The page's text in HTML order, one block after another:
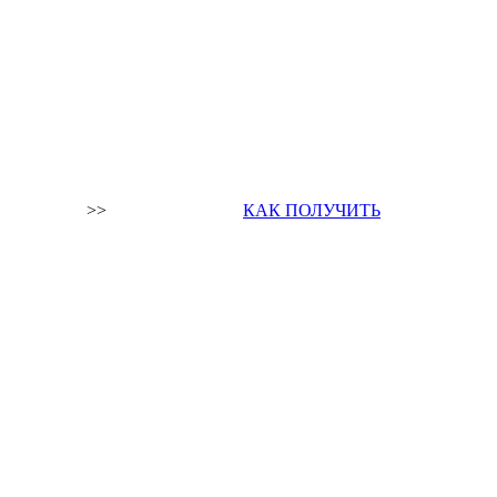
>> КАК ПОЛУЧИТЬ